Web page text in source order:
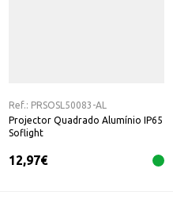
Ref.: PRSOSL50083-AL
Projector Quadrado Alumínio IP65
Soflight
12,97€